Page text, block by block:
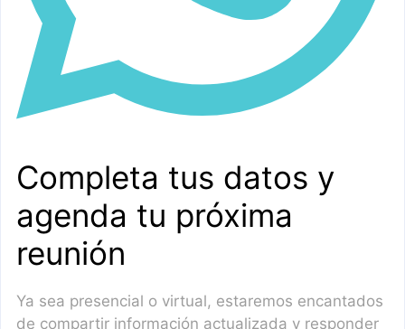
Completa tus datos y
agenda tu próxima
reunión
Ya sea presencial o virtual, estaremos encantados
de compartir información actualizada y responder